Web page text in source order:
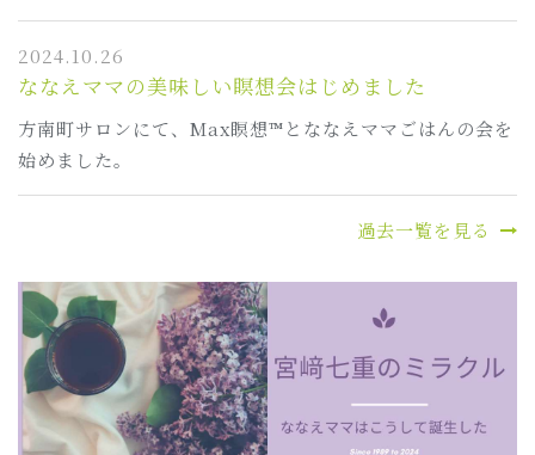
2024.10.26
ななえママの美味しい瞑想会はじめました
方南町サロンにて、Max瞑想™とななえママごはんの会を
始めました。
過去一覧を見る